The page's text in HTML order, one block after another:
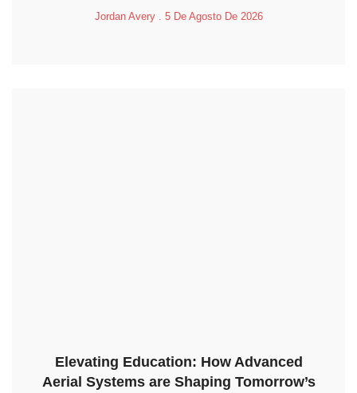
Jordan Avery 5 De Agosto De 2026
Elevating Education: How Advanced
Aerial Systems are Shaping Tomorrow’s